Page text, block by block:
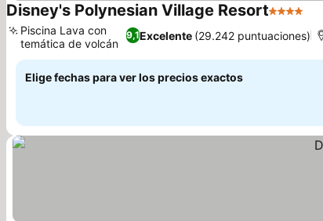
Disney's Polynesian Village Resort4 Estrellas
9,1Excelente (29.242 puntuaciones)
Piscina Lava con
temática de volcán
Elige fechas para ver los precios exactos